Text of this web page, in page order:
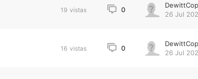
19 vistas 0
26 Jul
16 vistas 0
26 Jul